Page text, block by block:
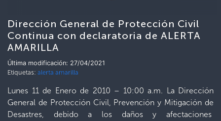
Dirección General de Protección Civil
Continua con declaratoria de ALERTA
AMARILLA
Última modificación: 27/04/2021
Etiquetas: alerta amarilla
Lunes 11 de Enero de 2010 – 10:00 a.m. La Dirección
General de Protección Civil, Prevención y Mitigación de
Desastres, debido a los daños y afectaciones